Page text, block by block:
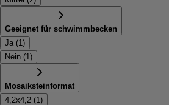
Geeignet für schwimmbecken
Ja (1)
Nein (1)
Mosaiksteinformat
4,2x4,2 (1)